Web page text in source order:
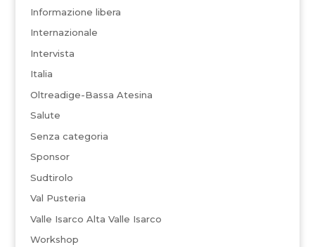
Informazione libera
Internazionale
Intervista
Italia
Oltreadige-Bassa Atesina
Salute
Senza categoria
Sponsor
Sudtirolo
Val Pusteria
Valle Isarco Alta Valle Isarco
Workshop